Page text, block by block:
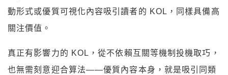
動形式或優質可視化內容吸引讀者的 KOL，同樣具備高
關注價值。
真正有影響力的 KOL，從不依賴互關等機制投機取巧，
也無需刻意迎合算法——優質內容本身，就是吸引同類